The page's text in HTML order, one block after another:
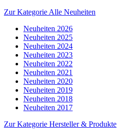
Zur Kategorie Alle Neuheiten
Neuheiten 2026
Neuheiten 2025
Neuheiten 2024
Neuheiten 2023
Neuheiten 2022
Neuheiten 2021
Neuheiten 2020
Neuheiten 2019
Neuheiten 2018
Neuheiten 2017
Zur Kategorie Hersteller & Produkte